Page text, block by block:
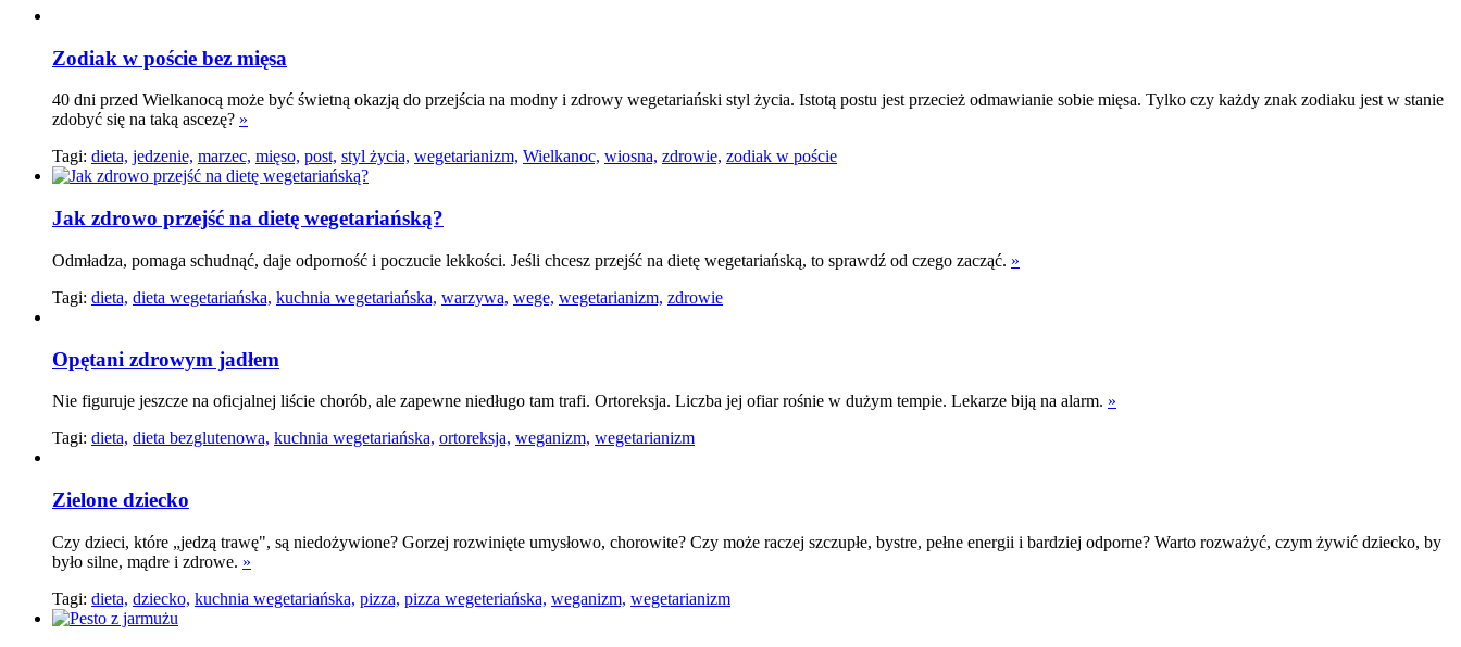
Zodiak w poście bez mięsa
40 dni przed Wielkanocą może być świetną okazją do przejścia na modny i zdrowy wegetariański styl życia. Istotą postu jest przecież odmawianie sobie mięsa. Tylko czy każdy znak zodiaku jest w stanie
zdobyć się na taką ascezę? »
Tagi: dieta, jedzenie, marzec, mięso, post, styl życia, wegetarianizm, Wielkanoc, wiosna, zdrowie, zodiak w poście
Jak zdrowo przejść na dietę wegetariańską?
Odmładza, pomaga schudnąć, daje odporność i poczucie lekkości. Jeśli chcesz przejść na dietę wegetariańską, to sprawdź od czego zacząć. »
Tagi: dieta, dieta wegetariańska, kuchnia wegetariańska, warzywa, wege, wegetarianizm, zdrowie
Opętani zdrowym jadłem
Nie figuruje jeszcze na oficjalnej liście chorób, ale zapewne niedługo tam trafi. Ortoreksja. Liczba jej ofiar rośnie w dużym tempie. Lekarze biją na alarm. »
Tagi: dieta, dieta bezglutenowa, kuchnia wegetariańska, ortoreksja, weganizm, wegetarianizm
Zielone dziecko
Czy dzieci, które „jedzą trawę", są niedożywione? Gorzej rozwinięte umysłowo, chorowite? Czy może raczej szczupłe, bystre, pełne energii i bardziej odporne? Warto rozważyć, czym żywić dziecko, by
było silne, mądre i zdrowe. »
Tagi: dieta, dziecko, kuchnia wegetariańska, pizza, pizza wegeteriańska, weganizm, wegetarianizm